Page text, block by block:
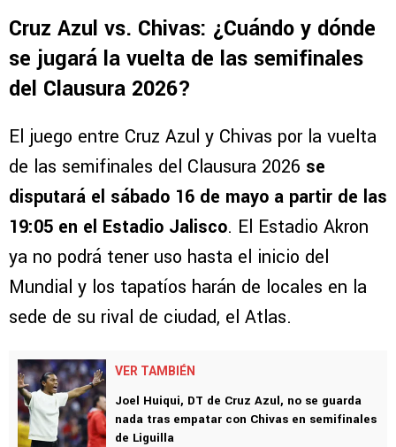
Cruz Azul vs. Chivas: ¿Cuándo y dónde
se jugará la vuelta de las semifinales
del Clausura 2026?
El juego entre Cruz Azul y Chivas por la vuelta
de las semifinales del Clausura 2026 se
disputará el sábado 16 de mayo a partir de las
19:05 en el Estadio Jalisco. El Estadio Akron
ya no podrá tener uso hasta el inicio del
Mundial y los tapatíos harán de locales en la
sede de su rival de ciudad, el Atlas.
VER TAMBIÉN
Joel Huiqui, DT de Cruz Azul, no se guarda
nada tras empatar con Chivas en semifinales
de Liguilla